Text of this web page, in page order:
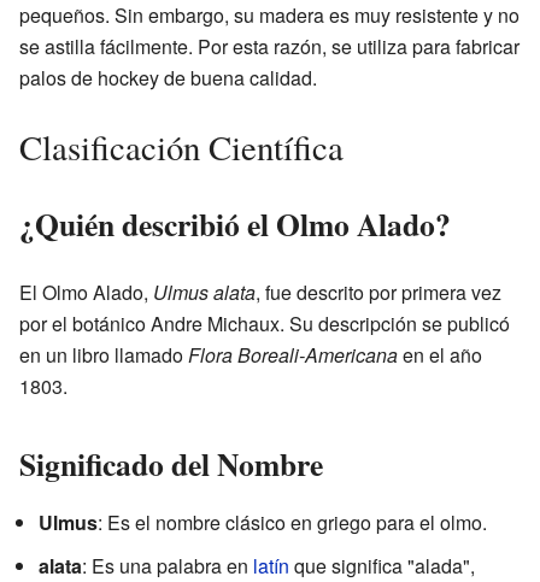
pequeños. Sin embargo, su madera es muy resistente y no
se astilla fácilmente. Por esta razón, se utiliza para fabricar
palos de hockey de buena calidad.
Clasificación Científica
¿Quién describió el Olmo Alado?
El Olmo Alado, Ulmus alata, fue descrito por primera vez
por el botánico Andre Michaux. Su descripción se publicó
en un libro llamadoFlora Boreali-Americanaen el año
1803.
Significado del Nombre
Ulmus: Es el nombre clásico en griego para el olmo.
alata: Es una palabra en latín que significa "alada",